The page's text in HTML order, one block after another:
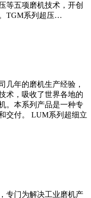
等五项磨机技术，开创
TGM系列超压…
几年的磨机生产经验，
术，吸收了世界各地的
。本系列产品是一种专
交付。 LUM系列超细立
专门为解决工业磨机产